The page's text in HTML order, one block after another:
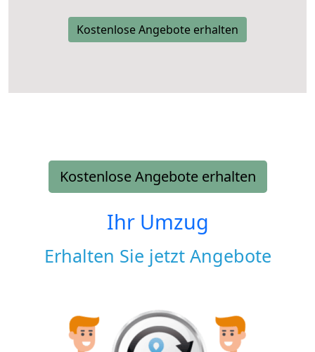
Kostenlose Angebote erhalten
Kostenlose Angebote erhalten
Ihr Umzug
Erhalten Sie jetzt Angebote